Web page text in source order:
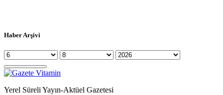
Haber Arşivi
Yerel Süreli Yayın-Aktüel Gazetesi